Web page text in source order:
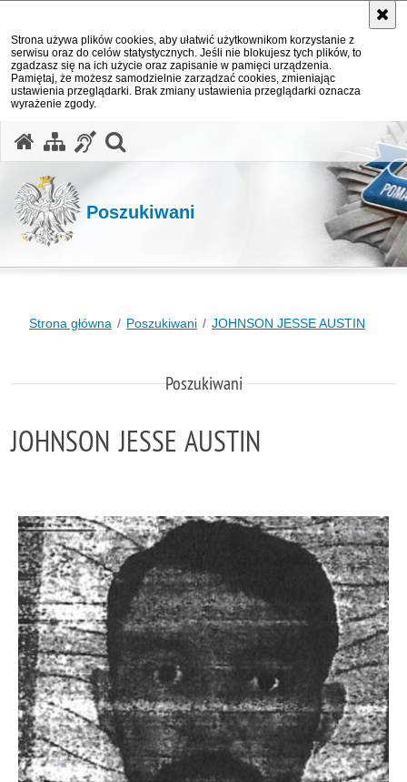
Strona używa plików cookies, aby ułatwić użytkownikom korzystanie z
serwisu oraz do celów statystycznych. Jeśli nie blokujesz tych plików, to
zgadzasz się na ich użycie oraz zapisanie w pamięci urządzenia.
Pamiętaj, że możesz samodzielnie zarządzać cookies, zmieniając
ustawienia przeglądarki. Brak zmiany ustawienia przeglądarki oznacza
wyrażenie zgody.
Poszukiwani
Strona główna Poszukiwani JOHNSON JESSE AUSTIN
Poszukiwani
JOHNSON JESSE AUSTIN